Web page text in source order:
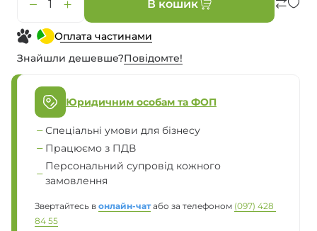
В кошик
Оплата частинами
Знайшли дешевше?Повiдомте!
Юридичним особам та ФОП
Спеціальні умови для бізнесу
Працюємо з ПДВ
Персональний супровід кожного
замовлення
Звертайтесь в онлайн-чат або за телефоном (097) 428
84 55